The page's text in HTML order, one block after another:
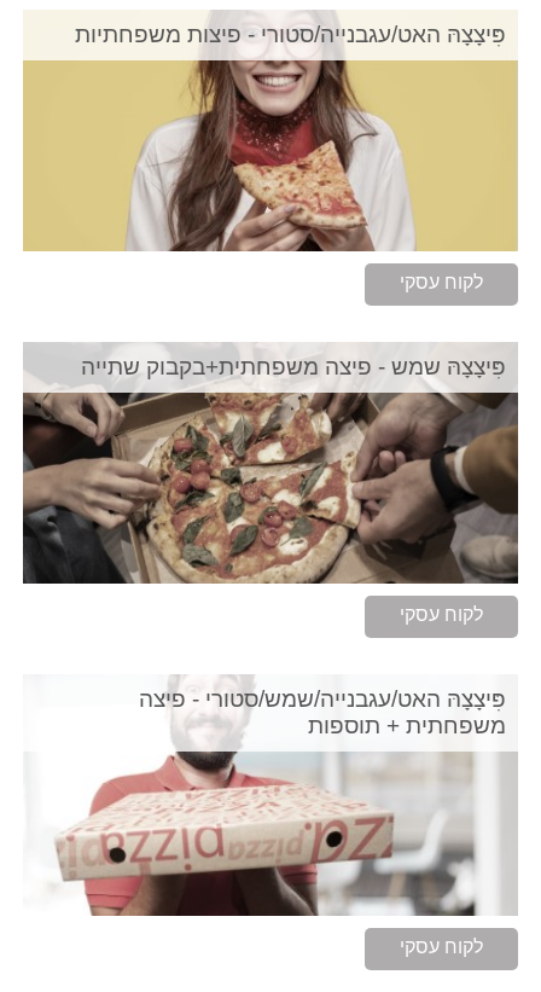
פִּיצָצָהּ האט/עגבנייה/סטורי - פיצות משפחתיות
לקוח עסקי
פִּיצָצָהּ שמש - פיצה משפחתית+בקבוק שתייה
לקוח עסקי
פִּיצָצָהּ האט/עגבנייה/שמש/סטורי - פיצה
משפחתית + תוספות
לקוח עסקי